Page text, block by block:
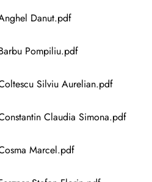
Danut.pdf
Pompiliu.pdf
Silviu Aurelian.pdf
Claudia Simona.pdf
Marcel.pdf